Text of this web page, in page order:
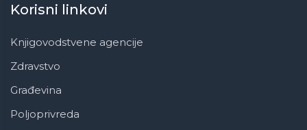
Korisni linkovi
Knjigovodstvene agencije
Zdravstvo
Građevina
Poljoprivreda